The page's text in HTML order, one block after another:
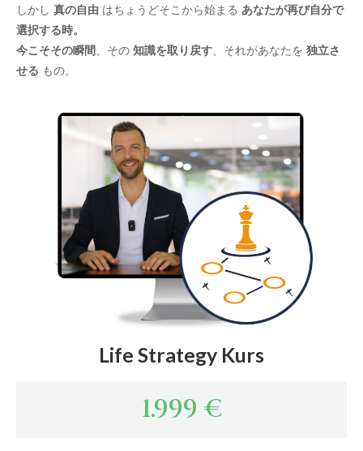
しかし 真の自由 はちょうどそこから始まる あなたが再び自分で
選択する時。
今こそその瞬間 、その 知識を取り戻す 、それがあなたを 独立さ
せる もの。
Life Strategy Kurs
1.999 €